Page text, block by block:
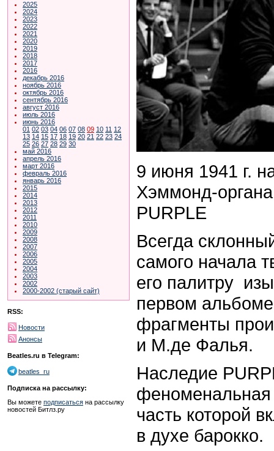
2025
2024
2023
2022
2021
2020
2019
2018
2017
2016
декабрь 2016
ноябрь 2016
октябрь 2016
сентябрь 2016
август 2016
июль 2016
июнь 2016
01 02 03 04 06 07 08 09 10 11 12
13 14 15 17 18 19 20 21 22 23 24
25 26 27 28 29 30
май 2016
апрель 2016
март 2016
февраль 2016
январь 2016
2015
2014
2013
2012
2011
2010
2009
2008
2007
2006
2005
2004
2003
2002
2000-2002 (старый сайт)
RSS:
Новости
Анонсы
Beatles.ru в Telegram:
beatles_ru
Подписка на рассылку:
Вы можете подписаться на рассылку
новостей Битлз.ру
9 июня 1941 г.
Хэммонд-
PURPLE
Всегда
самого начала
его палитру
первом
фрагменты
и М.де Фалья.
Наследие
феноменальная
часть которой
в духе барокко.